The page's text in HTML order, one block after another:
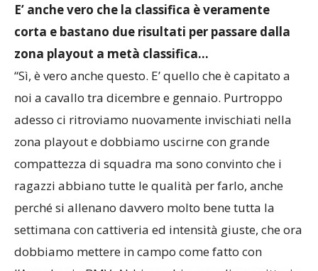
E’ anche vero che la classifica è veramente
corta e bastano due risultati per passare dalla
zona playout a metà classifica…
“Sì, è vero anche questo. E’ quello che è capitato a
noi a cavallo tra dicembre e gennaio. Purtroppo
adesso ci ritroviamo nuovamente invischiati nella
zona playout e dobbiamo uscirne con grande
compattezza di squadra ma sono convinto che i
ragazzi abbiano tutte le qualità per farlo, anche
perché si allenano davvero molto bene tutta la
settimana con cattiveria ed intensità giuste, che ora
dobbiamo mettere in campo come fatto con